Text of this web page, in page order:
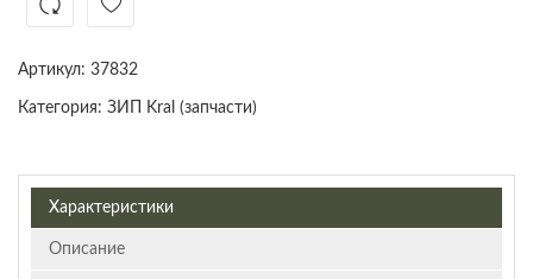
Артикул: 37832
Категория: ЗИП Kral (запчасти)
Характеристики
Описание